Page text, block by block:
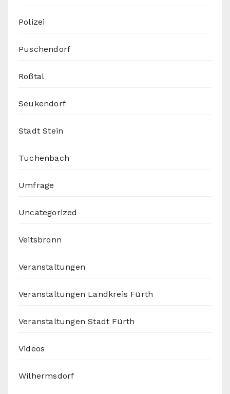
Polizei
Puschendorf
Roßtal
Seukendorf
Stadt Stein
Tuchenbach
Umfrage
Uncategorized
Veitsbronn
Veranstaltungen
Veranstaltungen Landkreis Fürth
Veranstaltungen Stadt Fürth
Videos
Wilhermsdorf